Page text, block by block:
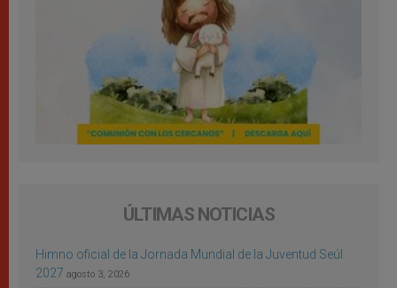
ÚLTIMAS NOTICIAS
Himno oficial de la Jornada Mundial de la Juventud Seúl
2027 agosto 3, 2026